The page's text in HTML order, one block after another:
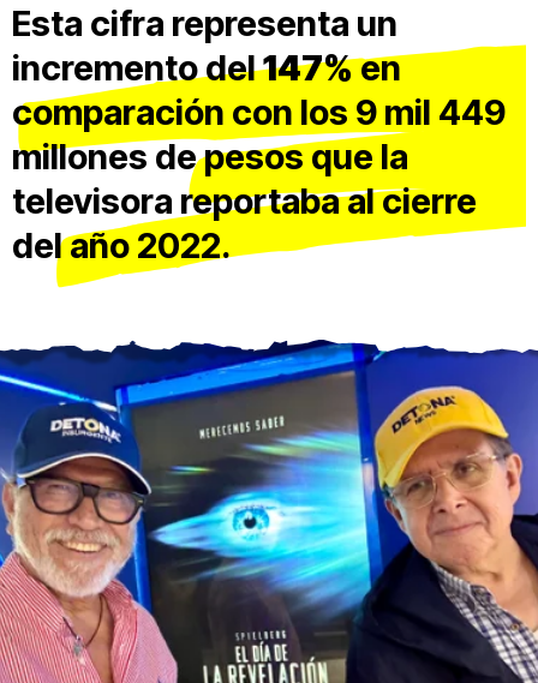
Esta cifra representa un
incremento del147%en
comparación con los 9 mil 449
millones de pesos que la
televisora reportaba al cierre
del año 2022.